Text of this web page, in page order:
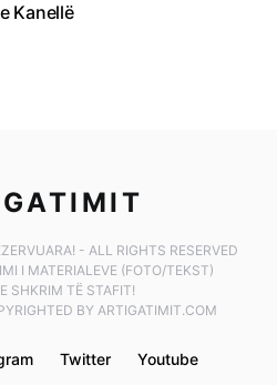
Kanellë
- ALL RIGHTS RESERVED
I MATERIALEVE (FOTO/TEKST)
SHKRIM TË STAFIT!
BY ARTIGATIMIT.COM
Twitter Youtube